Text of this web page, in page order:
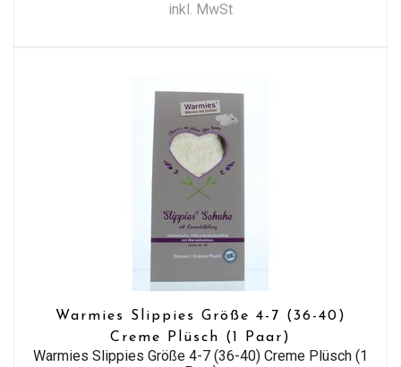
inkl. MwSt
Warmies Slippies Größe 4-7 (36-40)
Creme Plüsch (1 Paar)
Warmies Slippies Größe 4-7 (36-40) Creme Plüsch (1